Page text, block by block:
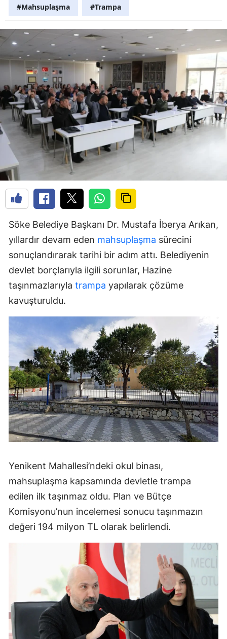
#Mahsuplaşma #Trampa
Söke Belediye Başkanı Dr. Mustafa İberya Arıkan,
yıllardır devam eden mahsuplaşma sürecini
sonuçlandırarak tarihi bir adım attı. Belediyenin
devlet borçlarıyla ilgili sorunlar, Hazine
taşınmazlarıyla trampa yapılarak çözüme
kavuşturuldu.
Yenikent Mahallesi’ndeki okul binası,
mahsuplaşma kapsamında devletle trampa
edilen ilk taşınmaz oldu. Plan ve Bütçe
Komisyonu’nun incelemesi sonucu taşınmazın
değeri 194 milyon TL olarak belirlendi.